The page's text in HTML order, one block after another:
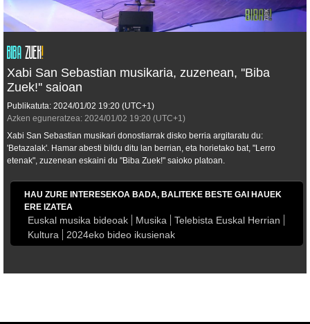
Xabi San Sebastian musikaria, zuzenean, ''Biba
Zuek!'' saioan
Publikatuta: 2024/01/02 19:20 (UTC+1)
Azken eguneratzea: 2024/01/02 19:20 (UTC+1)
Xabi San Sebastian musikari donostiarrak disko berria argitaratu du:
'Betazalak'. Hamar abesti bildu ditu lan berrian, eta horietako bat, "Lerro
etenak", zuzenean eskaini du "Biba Zuek!" saioko platoan.
HAU ZURE INTERESEKOA BADA, BALITEKE BESTE GAI HAUEK
ERE IZATEA
Euskal musika bideoak Musika
Telebista Euskal Herrian
Kultura
2024eko bideo ikusienak